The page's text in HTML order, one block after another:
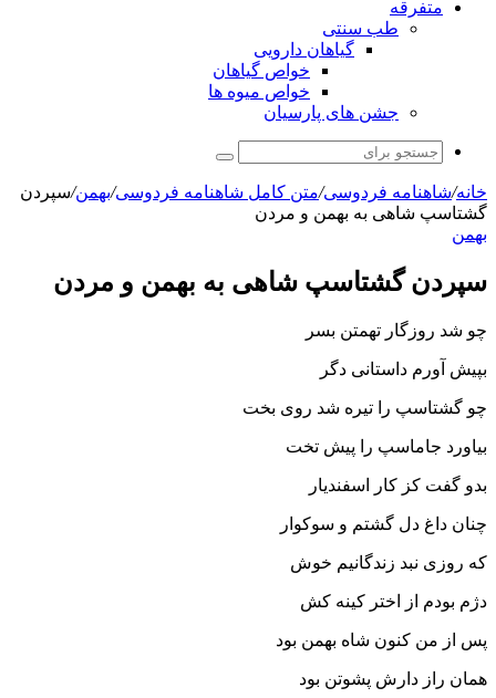
متفرقه
طب سنتی
گیاهان دارویی
خواص گیاهان
خواص میوه ها
جشن های پارسیان
جستجو
برای
خانه/شاهنامه فردوسی/متن کامل شاهنامه فردوسی/بهمن/سپردن
گشتاسپ شاهى به بهمن و مردن
بهمن
سپردن گشتاسپ شاهى به بهمن و مردن
چو شد روزگار تهمتن بسر
بپیش آورم داستانى دگر
چو گشتاسپ را تیره شد روى بخت
بیاورد جاماسپ را پیش تخت‏
بدو گفت کز کار اسفندیار
چنان داغ دل گشتم و سوکوار
که روزى نبد زندگانیم خوش
دژم بودم از اختر کینه کش‏
پس از من کنون شاه بهمن بود
همان راز دارش پشوتن بود